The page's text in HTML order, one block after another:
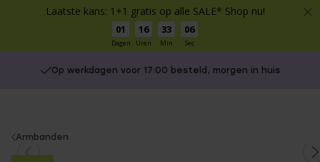
Laatste kans: 1+1 gratis op alle SALE* Shop nu!
01
Dagen
16
Uren
33
Min
06
Sec
Op werkdagen voor 17:00 besteld, morgen in huis
You
are
Armbanden